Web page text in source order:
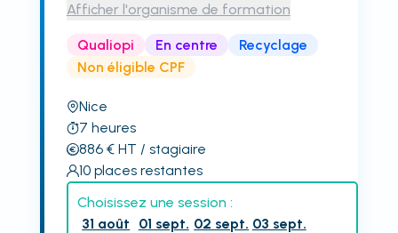
Afficher l'organisme de formation
Qualiopi En centre
Recyclage
Non éligible CPF
Nice
7 heures
886€ HT / stagiaire
10 places restantes
Choisissez une session :
31 août
01 sept. 02 sept. 03 sept.